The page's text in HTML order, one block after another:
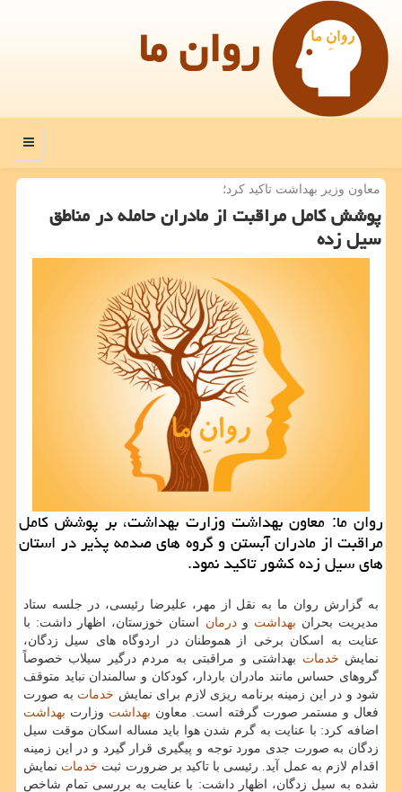
روان ما
منو
معاون وزیر بهداشت تاكید كرد؛
پوشش كامل مراقبت از مادران حامله در مناطق
سیل زده
روان ما: معاون بهداشت وزارت بهداشت، بر پوشش كامل
مراقبت از مادران آبستن و گروه های صدمه پذیر در استان
های سیل زده كشور تاكید نمود.
به گزارش روان ما به نقل از مهر، علیرضا رئیسی، در جلسه ستاد
مدیریت بحران بهداشت ودرمان استان خوزستان، اظهار داشت: با
عنایت به اسكان برخی از هموطنان در اردوگاه های سیل زدگان،
نمایش خدمات بهداشتی و مراقبتی به مردم درگیر سیلاب خصوصاً
گروهای حساس مانند مادران باردار، كودكان و سالمندان نباید متوقف
شود و در این زمینه برنامه ریزی لازم برای نمایش خدمات به صورت
فعال و مستمر صورت گرفته است. معاون بهداشت وزارت بهداشت
اضافه كرد: با عنایت به گرم شدن هوا باید مساله اسكان موقت سیل
زدگان به صورت جدی مورد توجه و پیگیری قرار گیرد و در این زمینه
اقدام لازم به عمل آید. رئیسی با تاكید بر ضرورت ثبت خدمات نمایش
شده به سیل زدگان، اظهار داشت: با عنایت به بررسی تمام شاخص